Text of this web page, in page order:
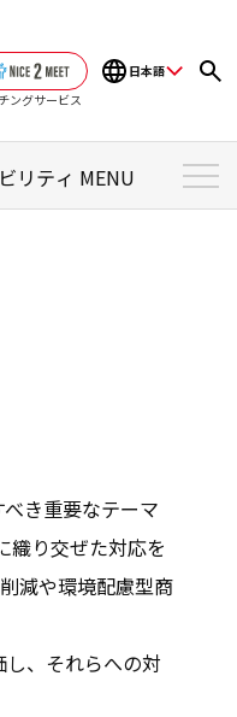
ングサービス
日本語
リティ MENU
ークホルダー方針
き重要なテーマ
織り交ぜた対応を
減や環境配慮型商
、それらへの対